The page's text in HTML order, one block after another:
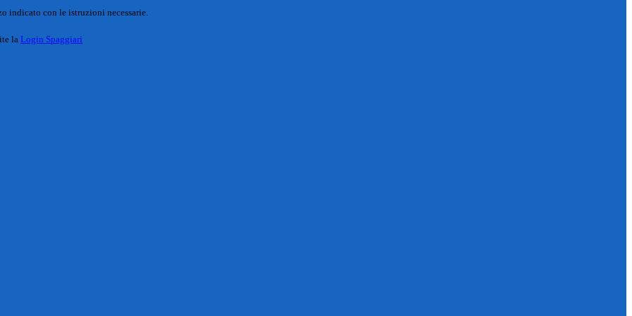
indicato con le istruzioni necessarie.
la Login Spaggiari